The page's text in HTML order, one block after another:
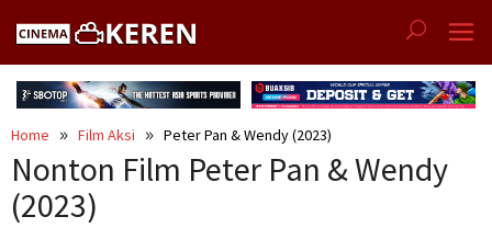
Home Film Aksi Peter Pan & Wendy (2023)
Nonton Film Peter Pan & Wendy
(2023)